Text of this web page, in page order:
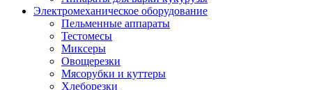
Электромеханическое оборудование
Пельменные аппараты
Тестомесы
Миксеры
Овощерезки
Мясорубки и куттеры
Хлеборезки